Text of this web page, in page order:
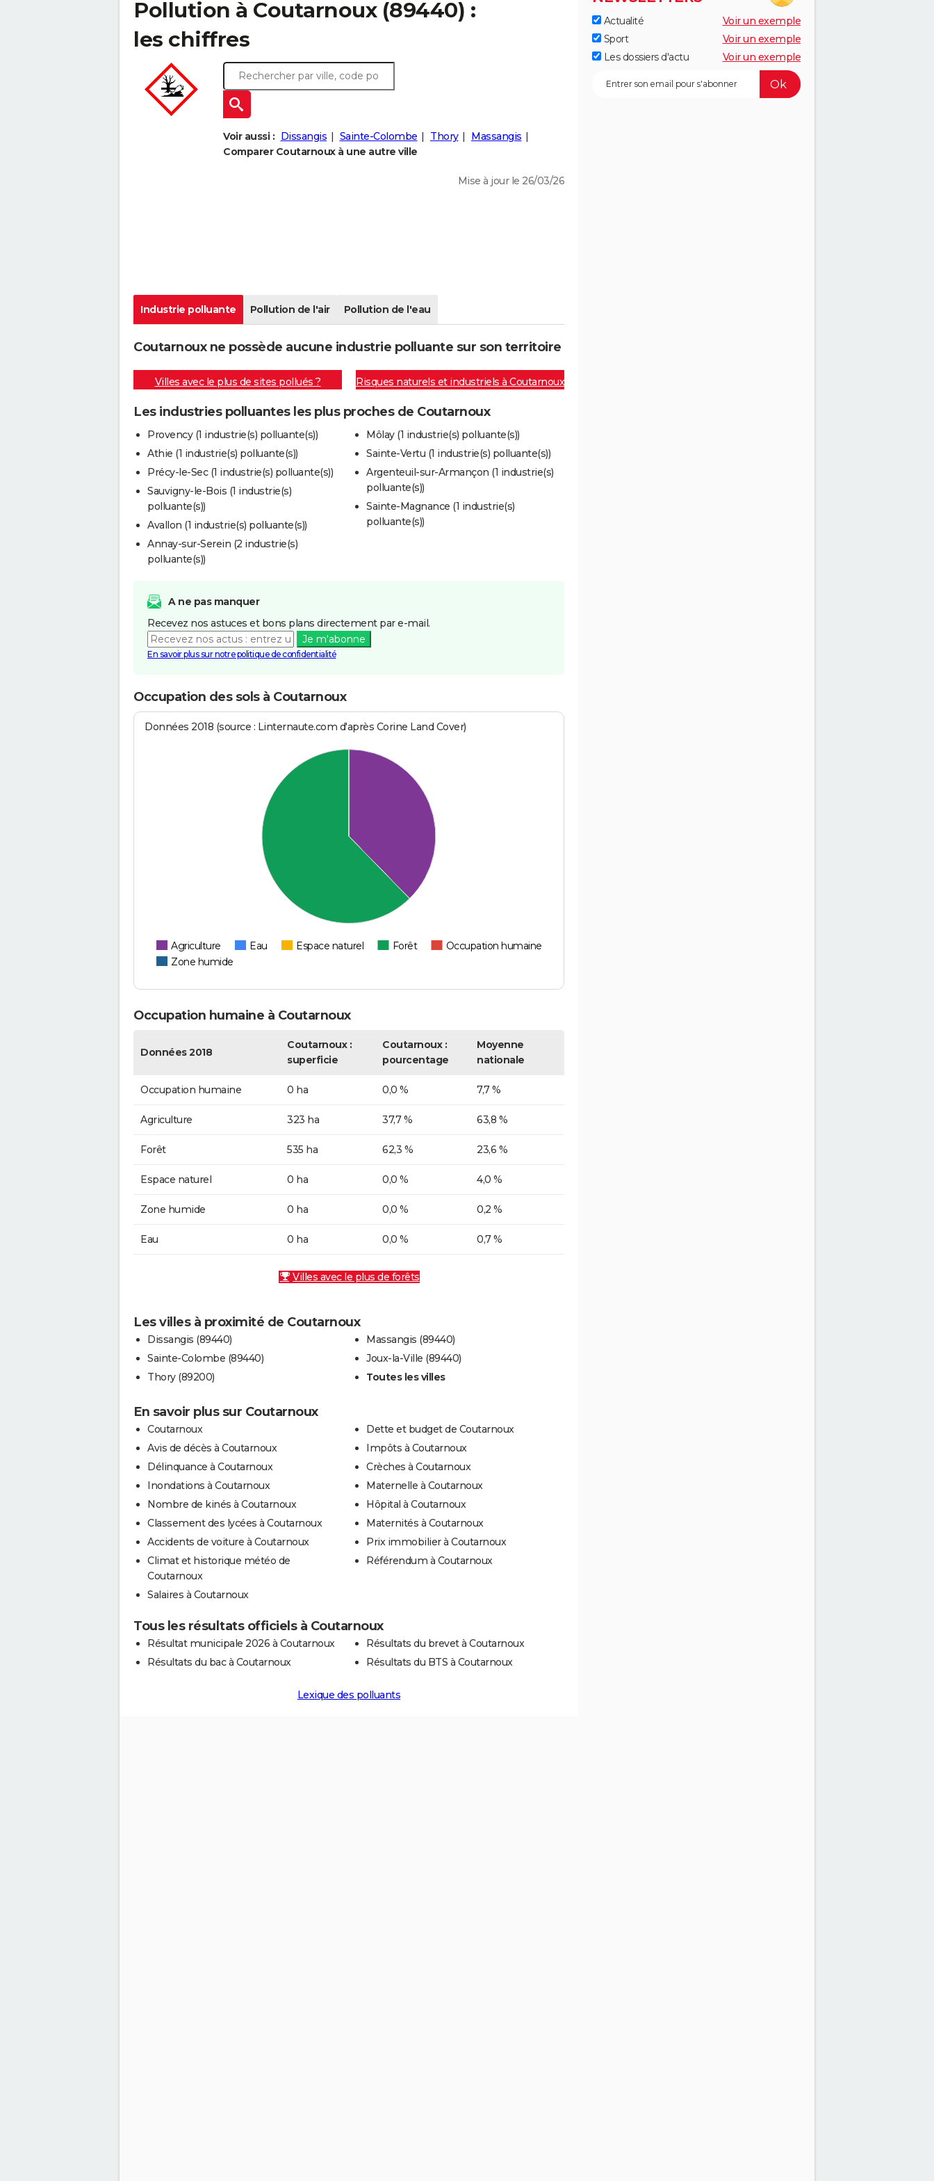
Pollution à Coutarnoux (89440) :
les chiffres
Voir aussi : Dissangis Sainte-Colombe Thory
Massangis
Comparer Coutarnoux à une autre ville
Mise à jour le 26/03/26
Industrie polluante Pollution de l'air Pollution de l'eau
Coutarnoux ne possède aucune industrie polluante sur son territoire
Villes avec le plus de sites pollués ? Risques naturels et industriels à Coutarnoux
Les industries polluantes les plus proches de Coutarnoux
Provency (1 industrie(s) polluante(s))
Athie (1 industrie(s) polluante(s))
Précy-le-Sec (1 industrie(s) polluante(s))
Sauvigny-le-Bois (1 industrie(s)
polluante(s))
Avallon (1 industrie(s) polluante(s))
Annay-sur-Serein (2 industrie(s)
polluante(s))
Môlay (1 industrie(s) polluante(s))
Sainte-Vertu (1 industrie(s) polluante(s))
Argenteuil-sur-Armançon (1 industrie(s)
polluante(s))
Sainte-Magnance (1 industrie(s)
polluante(s))
A ne pas manquer
Recevez nos astuces et bons plans directement par e-mail.
Je m'abonne
En savoir plus sur notre politique de confidentialité
Occupation des sols à Coutarnoux
Données 2018 (source : Linternaute.com d'après Corine Land Cover)
Agriculture Eau Espace naturel Forêt
Occupation humaine
Zone humide
Occupation humaine à Coutarnoux
Données 2018
Coutarnoux :
superficie
Coutarnoux :
pourcentage
Moyenne
nationale
Occupation humaine 0 ha 0,0 % 7,7 %
Agriculture 323 ha 37,7 % 63,8 %
Forêt 535 ha 62,3 % 23,6 %
Espace naturel 0 ha 0,0 % 4,0 %
Zone humide 0 ha 0,0 % 0,2 %
Eau 0 ha 0,0 % 0,7 %
Villes avec le plus de forêts
Les villes à proximité de Coutarnoux
Dissangis (89440)
Sainte-Colombe (89440)
Thory (89200)
Massangis (89440)
Joux-la-Ville (89440)
Toutes les villes
En savoir plus sur Coutarnoux
Coutarnoux
Avis de décès à Coutarnoux
Délinquance à Coutarnoux
Inondations à Coutarnoux
Nombre de kinés à Coutarnoux
Classement des lycées à Coutarnoux
Accidents de voiture à Coutarnoux
Climat et historique météo de
Coutarnoux
Salaires à Coutarnoux
Dette et budget de Coutarnoux
Impôts à Coutarnoux
Crèches à Coutarnoux
Maternelle à Coutarnoux
Hôpital à Coutarnoux
Maternités à Coutarnoux
Prix immobilier à Coutarnoux
Référendum à Coutarnoux
Tous les résultats officiels à Coutarnoux
Résultat municipale 2026 à Coutarnoux
Résultats du bac à Coutarnoux
Résultats du brevet à Coutarnoux
Résultats du BTS à Coutarnoux
Lexique des polluants
Actualité
Voir un exemple
Sport
Voir un exemple
Les dossiers d'actu
Voir un exemple